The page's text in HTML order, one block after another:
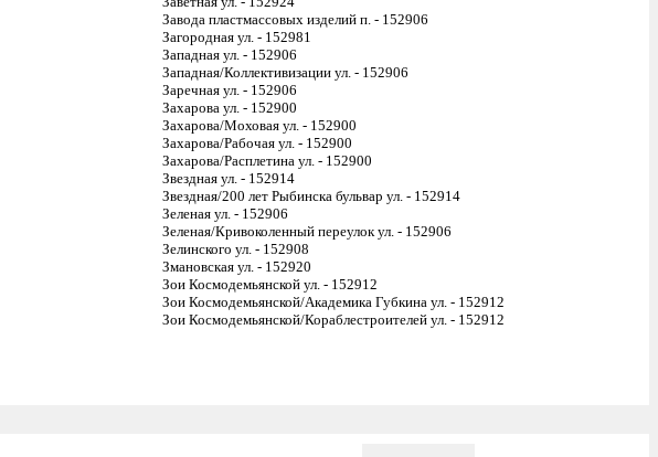
Завода пластмассовых изделий п. - 152906
Загородная ул. - 152981
Западная ул. - 152906
Западная/Коллективизации ул. - 152906
Заречная ул. - 152906
Захарова ул. - 152900
Захарова/Моховая ул. - 152900
Захарова/Рабочая ул. - 152900
Захарова/Расплетина ул. - 152900
Звездная ул. - 152914
Звездная/200 лет Рыбинска бульвар ул. - 152914
Зеленая ул. - 152906
Зеленая/Кривоколенный переулок ул. - 152906
Зелинского ул. - 152908
Змановская ул. - 152920
Зои Космодемьянской ул. - 152912
Зои Космодемьянской/Академика Губкина ул. - 152912
Зои Космодемьянской/Кораблестроителей ул. - 152912